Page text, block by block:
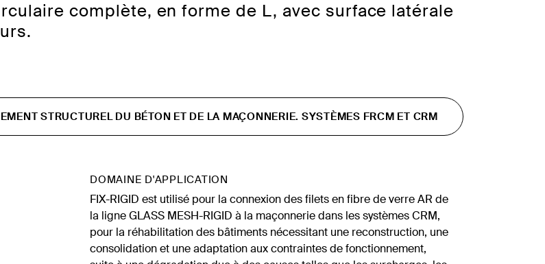
complète, en forme de L, avec surface latérale
STRUCTUREL DU BÉTON ET DE LA MAÇONNERIE. SYSTÈMES FRCM ET CRM
DOMAINE D'APPLICATION
FIX-RIGID est utilisé pour la connexion des filets en fibre de verre AR de
la ligne GLASS MESH-RIGID à la maçonnerie dans les systèmes CRM,
pour la réhabilitation des bâtiments nécessitant une reconstruction, une
consolidation et une adaptation aux contraintes de fonctionnement,